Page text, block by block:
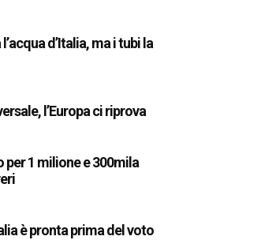
d’Italia, ma i tubi la
l’Europa ci riprova
per 1 milione e 300mila
è pronta prima del voto